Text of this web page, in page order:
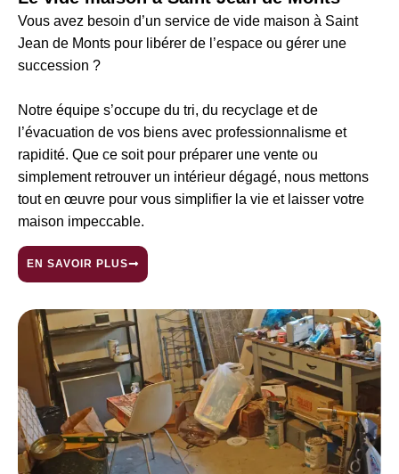
Vous avez besoin d’un service de vide maison à Saint
Jean de Monts pour libérer de l’espace ou gérer une
succession ?
Notre équipe s’occupe du tri, du recyclage et de
l’évacuation de vos biens avec professionnalisme et
rapidité. Que ce soit pour préparer une vente ou
simplement retrouver un intérieur dégagé, nous mettons
tout en œuvre pour vous simplifier la vie et laisser votre
maison impeccable.
EN SAVOIR PLUS